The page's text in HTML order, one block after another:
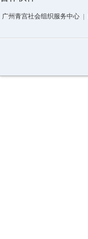
广州青宫社会组织服务中心 |